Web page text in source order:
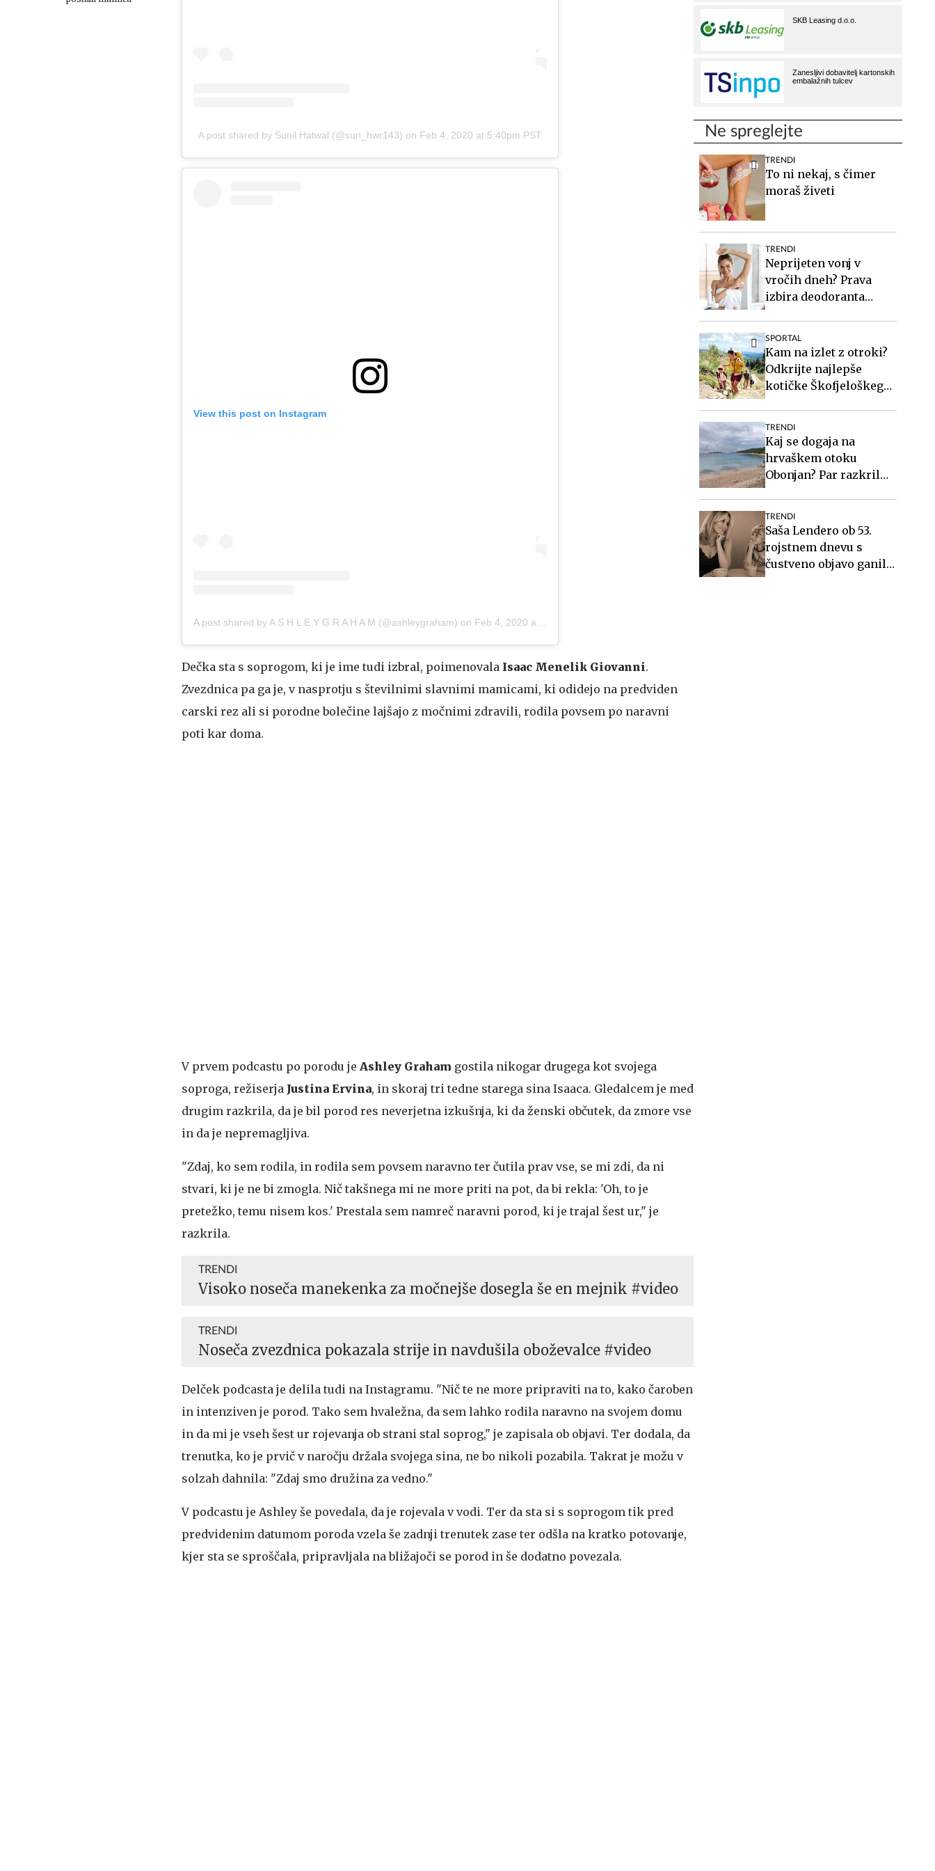
A post shared by Sunil Hatwal (@sun_hwr143) on Feb 4, 2020 at 5:40pm PST
View this post on Instagram
A post shared by A S H L E Y G R A H A M (@ashleygraham) on Feb 4, 2020 at 1:15pm PST
Dečka sta s soprogom, ki je ime tudi izbral, poimenovala Isaac Menelik Giovanni.
Zvezdnica pa ga je, v nasprotju s številnimi slavnimi mamicami, ki odidejo na predviden
carski rez ali si porodne bolečine lajšajo z močnimi zdravili, rodila povsem po naravni
poti kar doma.
V prvem podcastu po porodu je Ashley Graham gostila nikogar drugega kot svojega
soproga, režiserja Justina Ervina, in skoraj tri tedne starega sina Isaaca. Gledalcem je med
drugim razkrila, da je bil porod res neverjetna izkušnja, ki da ženski občutek, da zmore vse
in da je nepremagljiva.
"Zdaj, ko sem rodila, in rodila sem povsem naravno ter čutila prav vse, se mi zdi, da ni
stvari, ki je ne bi zmogla. Nič takšnega mi ne more priti na pot, da bi rekla: 'Oh, to je
pretežko, temu nisem kos.' Prestala sem namreč naravni porod, ki je trajal šest ur," je
razkrila.
TRENDI
Visoko noseča manekenka za močnejše dosegla še en mejnik #video
TRENDI
Noseča zvezdnica pokazala strije in navdušila oboževalce #video
Delček podcasta je delila tudi na Instagramu. "Nič te ne more pripraviti na to, kako čaroben
in intenziven je porod. Tako sem hvaležna, da sem lahko rodila naravno na svojem domu
in da mi je vseh šest ur rojevanja ob strani stal soprog," je zapisala ob objavi. Ter dodala, da
trenutka, ko je prvič v naročju držala svojega sina, ne bo nikoli pozabila. Takrat je možu v
solzah dahnila: "Zdaj smo družina za vedno."
V podcastu je Ashley še povedala, da je rojevala v vodi. Ter da sta si s soprogom tik pred
predvidenim datumom poroda vzela še zadnji trenutek zase ter odšla na kratko potovanje,
kjer sta se sproščala, pripravljala na bližajoči se porod in še dodatno povezala.
Ne spreglejte
TRENDI
To ni nekaj, s čimer
moraš živeti
TRENDI
Neprijeten vonj v
vročih dneh? Prava
izbira deodoranta
SPORTAL
Kam na izlet z otroki?
Odkrijte najlepše
kotičke Škofjeloškega
TRENDI
Kaj se dogaja na
hrvaškem otoku
Obonjan? Par razkril
dogodku za svingerje.
TRENDI
Saša Lendero ob 53.
rojstnem dnevu s
čustveno objavo ganila